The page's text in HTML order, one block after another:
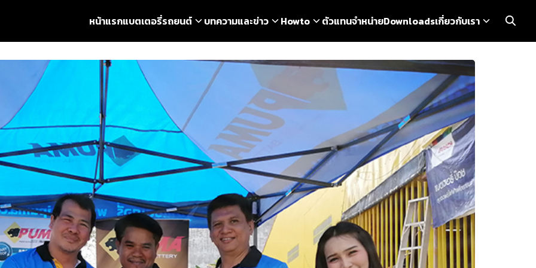
หน้าแรกแบตเตอรี่รถยนต์ บทความและข่าว Howto ตัวแทนจำหน่ายDownloadsเกี่ยวกับเรา